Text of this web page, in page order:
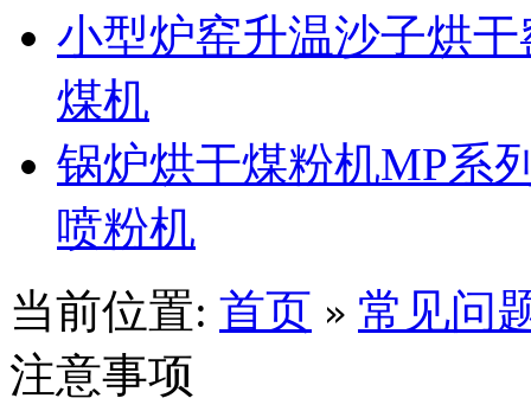
小型炉窑升温沙子烘
煤机
锅炉烘干煤粉机MP系
喷粉机
当前位置: 首页 » 常见问
注意事项